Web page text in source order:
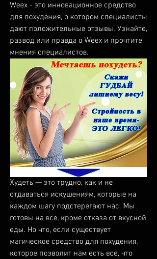
Weex - это инновационное средство
для похудения, о котором специалисты
дают положительные отзывы. Узнайте,
развод или правда о Weex и прочтите
мнения специалистов.
Худеть — это трудно, как и не
отдаваться искушениям, которые на
каждом шагу подстерегают нас. Мы
готовы на все, кроме отказа от вкусной
еды. Но что, если существует
магическое средство для похудения,
которое позволит нам есть все, что